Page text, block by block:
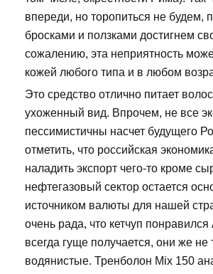
впереди, но торопиться не будем,
бросками и ползками достигнем
сожалению, эта неприятность
кожей любого типа и в любом
Это средство отлично питает
ухоженный вид. Впрочем, не все
пессимистичны насчет будущего
отметить, что российская
наладить экспорт чего-то кроме
нефтегазовый сектор остается
источником валюты для нашей
очень рада, что кетчуп понравился
всегда гуще получается, они же не
водянистые. Тренболон Mix 150